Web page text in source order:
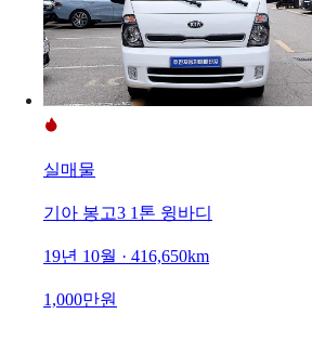
실매물
기아 봉고3 1톤 윙바디
19년 10월 · 416,650km
1,000만원